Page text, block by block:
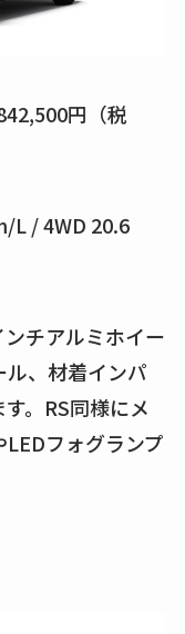
円（税
L / 4WD 20.6
チアルミホイー
、材着インパ
。RS同様にメ
フォグランプ